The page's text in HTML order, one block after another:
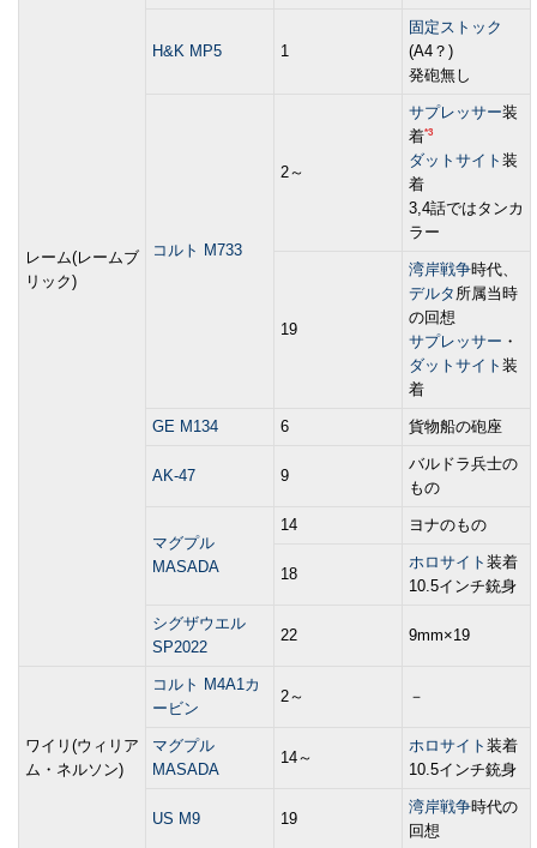
レーム(レームブ
リック)
H&K MP5 1
固定ストック
(A4？)
発砲無し
コルト M733
2～
サプレッサー装
着*3
ダットサイト 装
着
3,4話ではタンカ
ラー
19
湾岸戦争時代、
デルタ 所属当時
の回想
サプレッサー ・
ダットサイト 装
着
GE M134 6 貨物船の砲座
AK-47 9
バルドラ兵士の
もの
マグプル
MASADA
14 ヨナのもの
18
ホロサイト 装着
10.5インチ銃身
シグザウエル
SP2022
22 9mm×19
ワイリ(ウィリア
ム・ネルソン)
コルト M4A1カ
ービン
2～ －
マグプル
MASADA
14～
ホロサイト 装着
10.5インチ銃身
US M9 19
湾岸戦争時代の
回想